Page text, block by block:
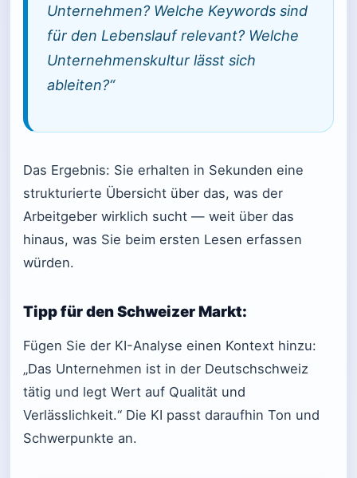
Unternehmen? Welche Keywords sind
für den Lebenslauf relevant? Welche
Unternehmenskultur lässt sich
ableiten?“
Das Ergebnis: Sie erhalten in Sekunden eine
strukturierte Übersicht über das, was der
Arbeitgeber wirklich sucht — weit über das
hinaus, was Sie beim ersten Lesen erfassen
würden.
Tipp für den Schweizer Markt:
Fügen Sie der KI-Analyse einen Kontext hinzu:
„Das Unternehmen ist in der Deutschschweiz
tätig und legt Wert auf Qualität und
Verlässlichkeit.“ Die KI passt daraufhin Ton und
Schwerpunkte an.